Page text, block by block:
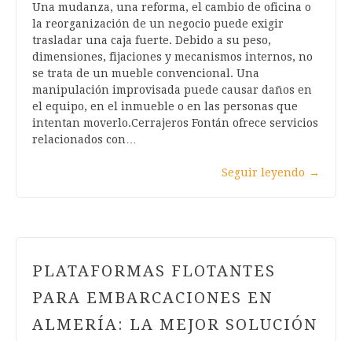
Una mudanza, una reforma, el cambio de oficina o
la reorganización de un negocio puede exigir
trasladar una caja fuerte. Debido a su peso,
dimensiones, fijaciones y mecanismos internos, no
se trata de un mueble convencional. Una
manipulación improvisada puede causar daños en
el equipo, en el inmueble o en las personas que
intentan moverlo.Cerrajeros Fontán ofrece servicios
relacionados con…
Seguir leyendo →
PLATAFORMAS FLOTANTES
PARA EMBARCACIONES EN
ALMERÍA: LA MEJOR SOLUCIÓN